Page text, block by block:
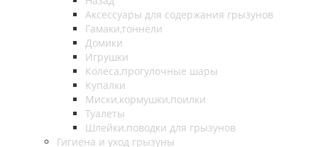
Аксессуары для содержания грызунов
Гамаки,тоннели
Домики
Игрушки
Колеса,прогулочные шары
Купалки
Миски,кормушки,поилки
Туалеты
Шлейки,поводки для грызунов
Гигиена и уход грызуны